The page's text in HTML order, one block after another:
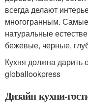
всегда делают
многогранным.
натуральные
бежевые, черные,
Кухня должна
globallookpress
Дизайн кухни-